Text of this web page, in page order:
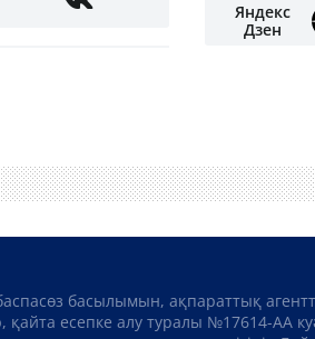
Яндекс
Дзен
басылымын, ақпараттық
қайта есепке алу туралы №17614-АА